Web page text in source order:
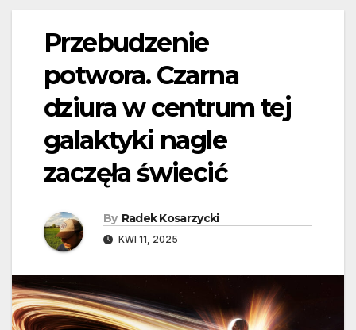
Przebudzenie
potwora. Czarna
dziura w centrum tej
galaktyki nagle
zaczęła świecić
By Radek Kosarzycki
KWI 11, 2025